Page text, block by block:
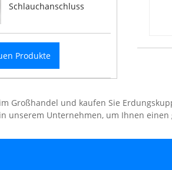
Schlauchanschluss
Produkte
Großhandel und kaufen Sie
unserem Unternehmen, um Ihnen